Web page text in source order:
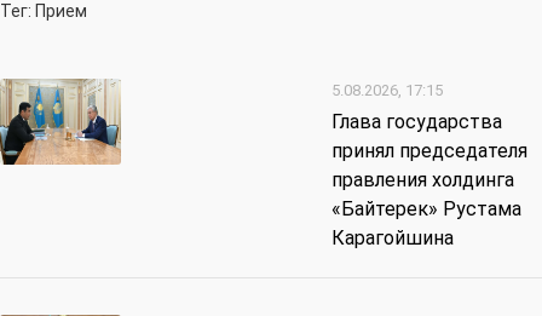
Тег: Прием
5.08.2026, 17:15
Глава государства
принял председателя
правления холдинга
«Байтерек» Рустама
Карагойшина